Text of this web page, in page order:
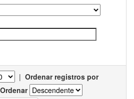
| Ordenar registros por
Ordenar